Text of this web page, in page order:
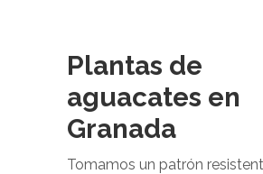
Plantas de
aguacates en
Granada
Tomamos un patrón